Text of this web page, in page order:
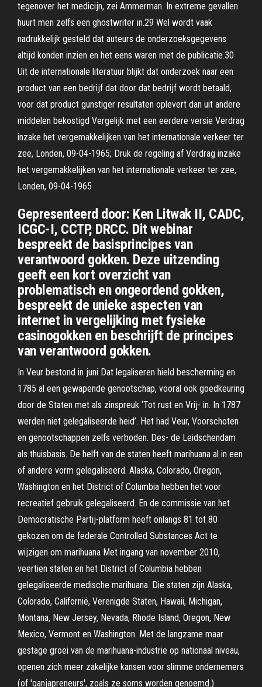
tegenover het medicijn, zei Ammerman. In extreme gevallen
huurt men zelfs een ghostwriter in.29 Wel wordt vaak
nadrukkelijk gesteld dat auteurs de onderzoeksgegevens
altijd konden inzien en het eens waren met de publicatie.30
Uit de internationale literatuur blijkt dat onderzoek naar een
product van een bedrijf dat door dat bedrijf wordt betaald,
voor dat product gunstiger resultaten oplevert dan uit andere
middelen bekostigd Vergelijk met een eerdere versie Verdrag
inzake het vergemakkelijken van het internationale verkeer ter
zee, Londen, 09-04-1965; Druk de regeling af Verdrag inzake
het vergemakkelijken van het internationale verkeer ter zee,
Londen, 09-04-1965
Gepresenteerd door: Ken Litwak II, CADC,
ICGC-I, CCTP, DRCC. Dit webinar
bespreekt de basisprincipes van
verantwoord gokken. Deze uitzending
geeft een kort overzicht van
problematisch en ongeordend gokken,
bespreekt de unieke aspecten van
internet in vergelijking met fysieke
casinogokken en beschrijft de principes
van verantwoord gokken.
In Veur bestond in juni Dat legaliseren hield bescherming en
1785 al een gewapende genootschap, vooral ook goedkeuring
door de Staten met als zinspreuk ‘Tot rust en Vrij- in. In 1787
werden niet gelegaliseerde heid’. Het had Veur, Voorschoten
en genootschappen zelfs verboden. Des- de Leidschendam
als thuisbasis. De helft van de staten heeft marihuana al in een
of andere vorm gelegaliseerd. Alaska, Colorado, Oregon,
Washington en het District of Columbia hebben het voor
recreatief gebruik gelegaliseerd. En de commissie van het
Democratische Partij-platform heeft onlangs 81 tot 80
gekozen om de federale Controlled Substances Act te
wijzigen om marihuana Met ingang van november 2010,
veertien staten en het District of Columbia hebben
gelegaliseerde medische marihuana. Die staten zijn Alaska,
Colorado, Californië, Verenigde Staten, Hawaii, Michigan,
Montana, New Jersey, Nevada, Rhode Island, Oregon, New
Mexico, Vermont en Washington. Met de langzame maar
gestage groei van de marihuana-industrie op nationaal niveau,
openen zich meer zakelijke kansen voor slimme ondernemers
(of 'ganjapreneurs', zoals ze soms worden genoemd.)